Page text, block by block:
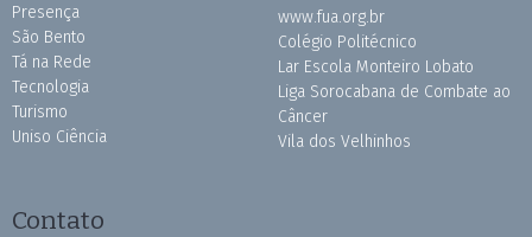
Presença
São Bento
Tá na Rede
Tecnologia
Turismo
Uniso Ciência
www.fua.org.br
Colégio Politécnico
Lar Escola Monteiro Lobato
Liga Sorocabana de Combate ao
Câncer
Vila dos Velhinhos
Contato